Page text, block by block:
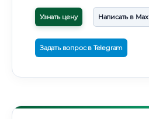
Узнать цену Написать в Max
Задать вопрос в Telegram